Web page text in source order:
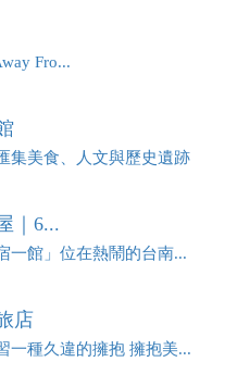
Fro...
集美食、人文與歷史遺跡
｜6...
一館」位在熱鬧的台南...
店
一種久違的擁抱 擁抱美...